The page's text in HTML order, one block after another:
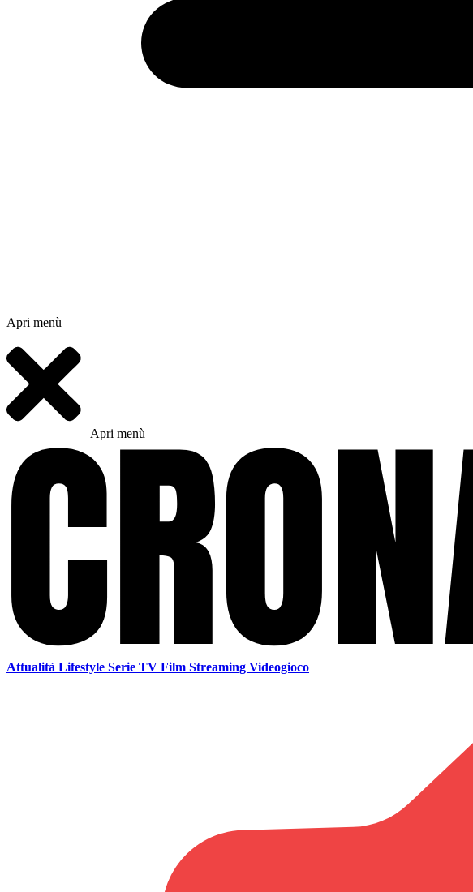
Apri menù
Apri menù
Attualità Lifestyle Serie TV Film Streaming Videogioco